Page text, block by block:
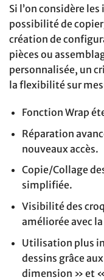
Si l’on considère
possibilité de
création de
pièces ou
personnalisée, un
la flexibilité sur
Fonction Wrap
Réparation
nouveaux accès.
Copie/Collage
simplifiée.
Visibilité des
améliorée avec
Utilisation plus
dessins grâce
dimension » et